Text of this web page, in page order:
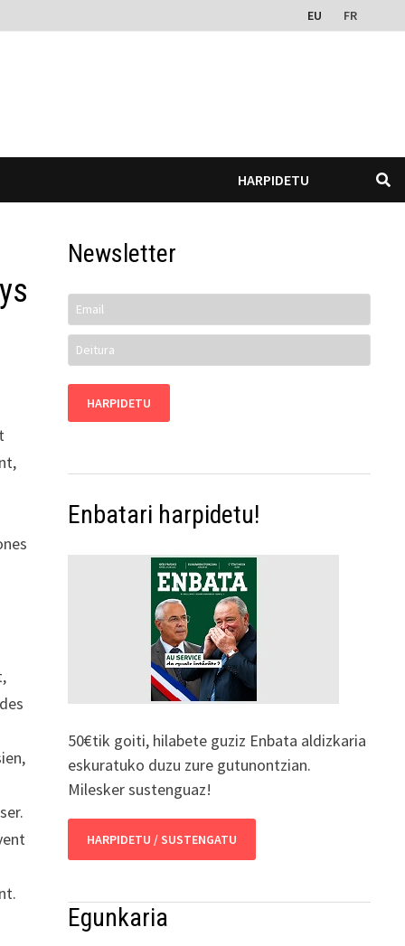
EU FR
HARPIDETU
Newsletter
Enbatari harpidetu!
50€tik goiti, hilabete guziz Enbata aldizkaria
eskuratuko duzu zure gutunontzian.
Milesker sustenguaz!
HARPIDETU / SUSTENGATU
Egunkaria